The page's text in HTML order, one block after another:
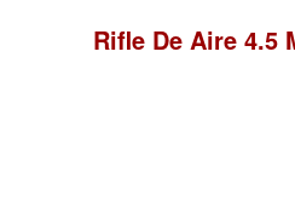
Siguiente:
Rifle De Aire 4.5